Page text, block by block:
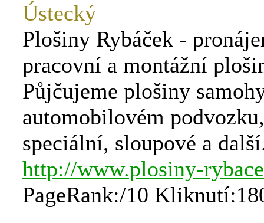
Ústecký
Plošiny Rybáček -
pracovní a montážní
Půjčujeme plošiny
automobilovém
speciální, sloupové a
http://www.plosiny-
PageRank:/10